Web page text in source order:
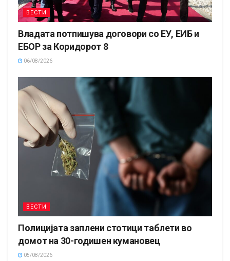
ВЕСТИ
Владата потпишува договори со ЕУ, ЕИБ и
ЕБОР за Коридорот 8
06/08/2026
ВЕСТИ
Полицијата заплени стотици таблети во
домот на 30-годишен кумановец
05/08/2026